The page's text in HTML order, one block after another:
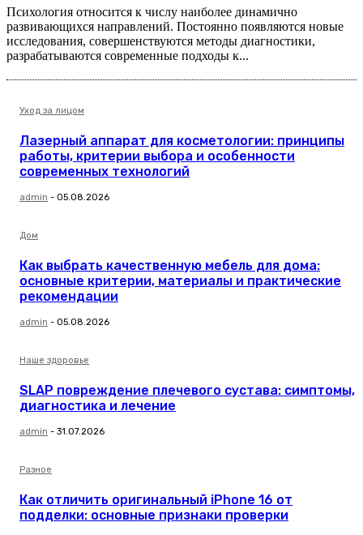
Психология относится к числу наиболее динамично
развивающихся направлений. Постоянно появляются новые
исследования, совершенствуются методы диагностики,
разрабатываются современные подходы к...
Уход за лицом
Лазерный аппарат для косметологии: принципы
работы, критерии выбора и особенности
современных технологий
admin - 05.08.2026
Дом
Как выбрать качественную мебель для дома:
основные критерии, материалы и практические
рекомендации
admin - 05.08.2026
Наше здоровье
SLAP повреждение плечевого сустава: симптомы,
диагностика и лечение
admin - 31.07.2026
Разное
Как отличить оригинальный iPhone 16 от
подделки: основные признаки проверки